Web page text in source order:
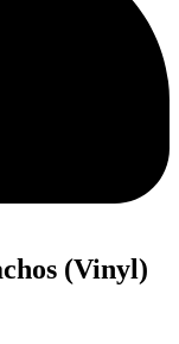
(Vinyl)